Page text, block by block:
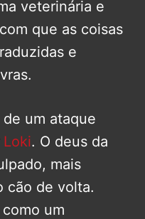
veterinária e
que as coisas
e
um ataque
Loki. O deus da
mais
cão de volta.
um